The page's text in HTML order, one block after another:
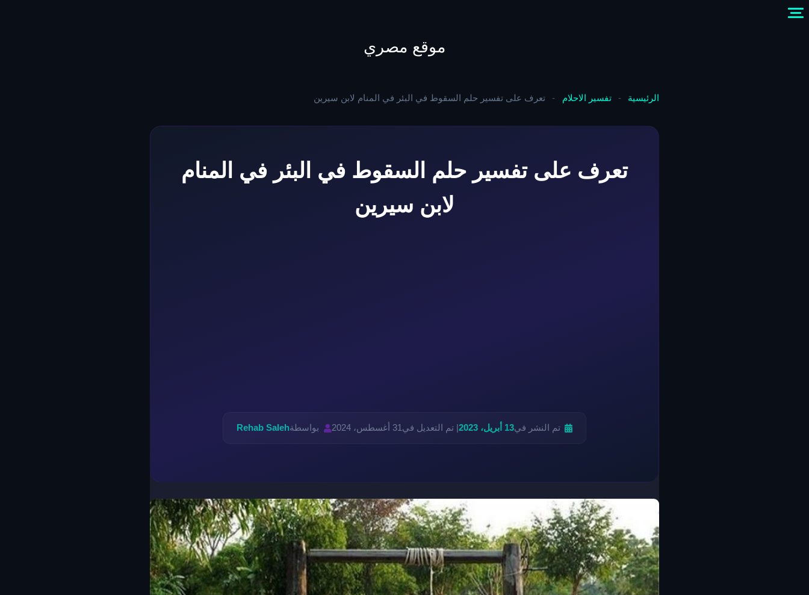
موقع مصري
الرئيسية - تفسير الاحلام - تعرف على تفسير حلم السقوط في البئر في المنام لابن سيرين
تعرف على تفسير حلم السقوط في البئر في المنام
لابن سيرين
تم النشر في13 أبريل، 2023 | تم التعديل في 31 أغسطس، 2024 بواسطةRehab Saleh